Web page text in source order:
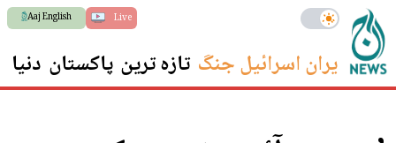
Live
Aaj English
ایران اسرائیل جنگ تازہ ترین پاکستان دنیا